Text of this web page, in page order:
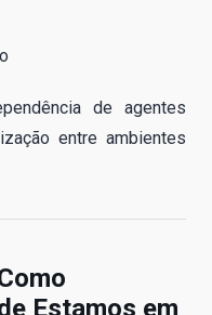
de agentes
entre ambientes
Estamos em